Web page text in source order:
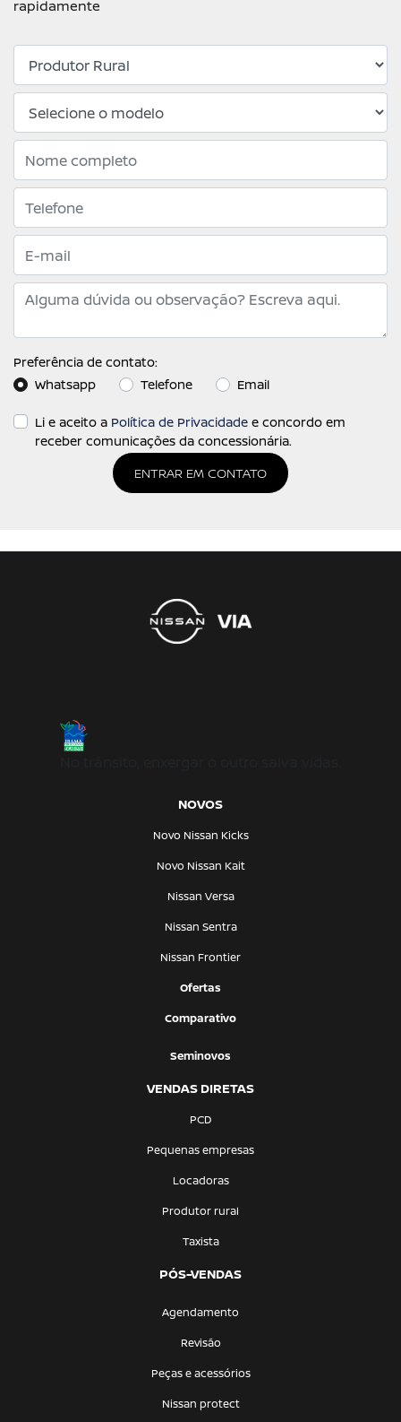
rapidamente
Preferência de contato:
Whatsapp
Telefone Email
Li e aceito a Política de Privacidade e concordo em
receber comunicações da concessionária.
ENTRAR EM CONTATO
NOVOS
Novo Nissan Kicks
Novo Nissan Kait
Nissan Versa
Nissan Sentra
Nissan Frontier
Ofertas
Comparativo
Seminovos
VENDAS DIRETAS
PCD
Pequenas empresas
Locadoras
Produtor rural
Taxista
PÓS-VENDAS
Agendamento
Revisão
Peças e acessórios
Nissan protect